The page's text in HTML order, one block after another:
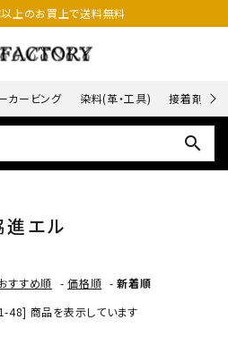
上のお買上で送料無料
カービング 染料(革・工具) 接着剤
search
進エル
すすめ順 -価格順 -新着順
商品を表示しています